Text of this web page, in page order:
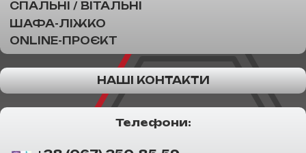
СПАЛЬНІ / ВІТАЛЬНІ
ШАФА-ЛІЖКО
ONLINE-ПРОЄКТ
НАШІ КОНТАКТИ
Телефони: